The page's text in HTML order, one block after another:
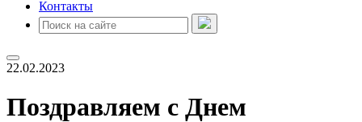
Контакты
22.02.2023
Поздравляем с Днем